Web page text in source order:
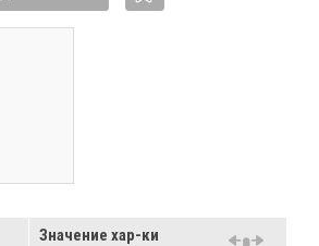
Значение хар-ки